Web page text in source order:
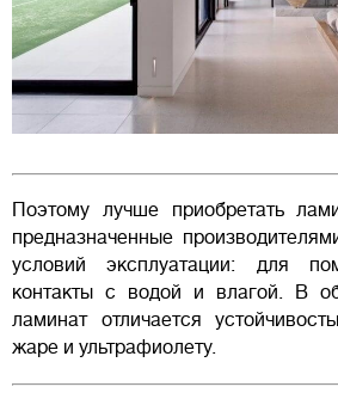
Поэтому лучше приобретать
предназначенные
условий эксплуатации: для
контакты с водой и влагой. В
ламинат отличается
жаре и ультрафиолету.